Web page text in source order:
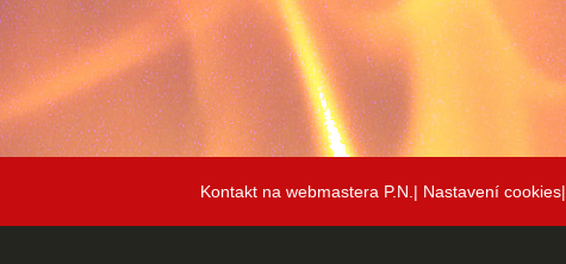
Kontakt na webmastera P.N.| Nastavení cookies|